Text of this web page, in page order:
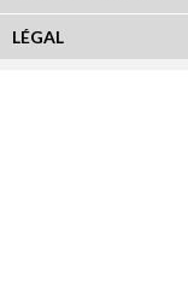
LÉGAL